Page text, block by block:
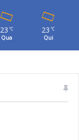
23 ℃
Qua
23 ℃
Qui